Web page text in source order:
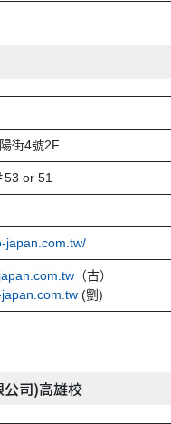
街4號2F
or 51
japan.com.tw/
（古）
(劉)
司)高雄校